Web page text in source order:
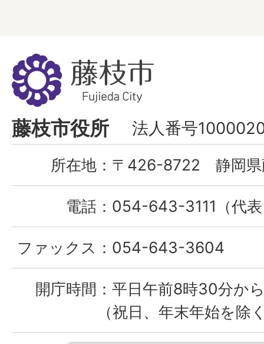
藤
枝
市
Fujieda
City
藤枝市役所 法人番号
所在地： 〒426-8722 静岡県
電話： 054-643-3111（代
ファックス： 054-643-3604
開庁時間： 平日午前8時30分か
（祝日、年末年始を除